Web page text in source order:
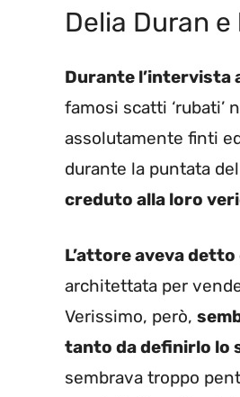
Delia Duran
Durante l’intervista
famosi scatti ‘rubati’
assolutamente finti
durante la puntata
creduto alla loro
L’attore aveva
architettata per
Verissimo, però,
tanto da definirlo lo
sembrava troppo